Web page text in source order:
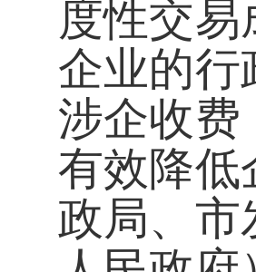
度性交
企业的行
涉企收费
有效降低
政局、市